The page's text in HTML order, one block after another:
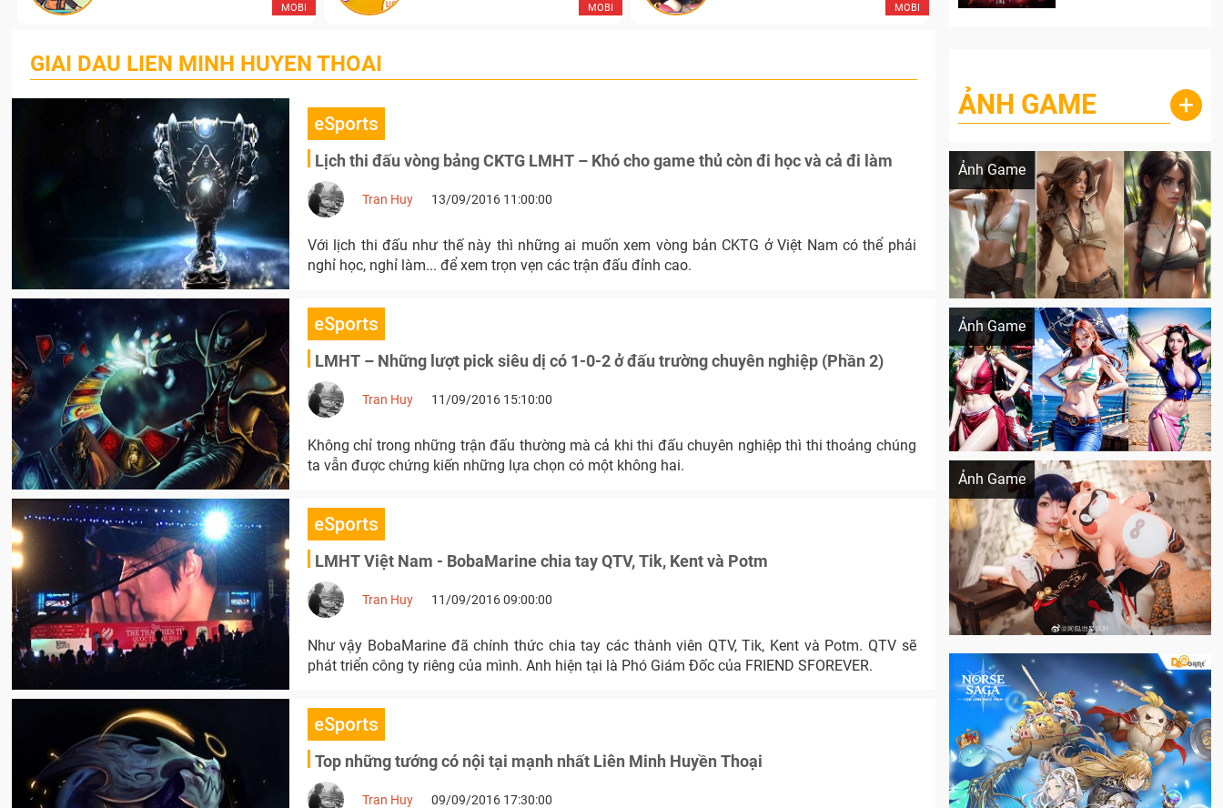
MOBI MOBI MOBI
GIAI DAU LIEN MINH HUYEN THOAI
eSports
Lịch thi đấu vòng bảng CKTG LMHT – Khó cho game thủ còn đi học và cả đi làm
Tran Huy 13/09/2016 11:00:00
Với lịch thi đấu như thế này thì những ai muốn xem vòng bản CKTG ở Việt Nam có thể phải
nghỉ học, nghỉ làm... để xem trọn vẹn các trận đấu đỉnh cao.
eSports
LMHT – Những lượt pick siêu dị có 1-0-2 ở đấu trường chuyên nghiệp (Phần 2)
Tran Huy 11/09/2016 15:10:00
Không chỉ trong những trận đấu thường mà cả khi thi đấu chuyên nghiệp thì thi thoảng chúng
ta vẫn được chứng kiến những lựa chọn có một không hai.
eSports
LMHT Việt Nam - BobaMarine chia tay QTV, Tik, Kent và Potm
Tran Huy 11/09/2016 09:00:00
Như vậy BobaMarine đã chính thức chia tay các thành viên QTV, Tik, Kent và Potm. QTV sẽ
phát triển công ty riêng của mình. Anh hiện tại là Phó Giám Đốc của FRIEND SFOREVER.
eSports
Top những tướng có nội tại mạnh nhất Liên Minh Huyền Thoại
Tran Huy 09/09/2016 17:30:00
ẢNH GAME +
Ảnh Game
Lala Croft vừa nóng vừa xinh dưới nét vẽ
Ảnh Game
Khi AI Cosplay gái đẹp One Piece
Ảnh Game
Cosplay Xiangling siêu cute